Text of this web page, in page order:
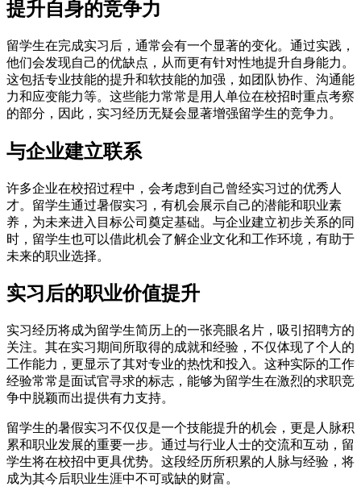
提升自身的竞争力
留学生在完成实习后，通常会有一个显著的变化。通过实践，
他们会发现自己的优缺点，从而更有针对性地提升自身能力。
这包括专业技能的提升和软技能的加强，如团队协作、沟通能
力和应变能力等。这些能力常常是用人单位在校招时重点考察
的部分，因此，实习经历无疑会显著增强留学生的竞争力。
与企业建立联系
许多企业在校招过程中，会考虑到自己曾经实习过的优秀人
才。留学生通过暑假实习，有机会展示自己的潜能和职业素
养，为未来进入目标公司奠定基础。与企业建立初步关系的同
时，留学生也可以借此机会了解企业文化和工作环境，有助于
未来的职业选择。
实习后的职业价值提升
实习经历将成为留学生简历上的一张亮眼名片，吸引招聘方的
关注。其在实习期间所取得的成就和经验，不仅体现了个人的
工作能力，更显示了其对专业的热忱和投入。这种实际的工作
经验常常是面试官寻求的标志，能够为留学生在激烈的求职竞
争中脱颖而出提供有力支持。
留学生的暑假实习不仅仅是一个技能提升的机会，更是人脉积
累和职业发展的重要一步。通过与行业人士的交流和互动，留
学生将在校招中更具优势。这段经历所积累的人脉与经验，将
成为其今后职业生涯中不可或缺的财富。